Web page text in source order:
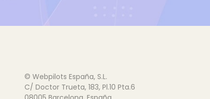
© Webpilots España, S.L.
C/ Doctor Trueta, 183, Pl.10 Pta.6